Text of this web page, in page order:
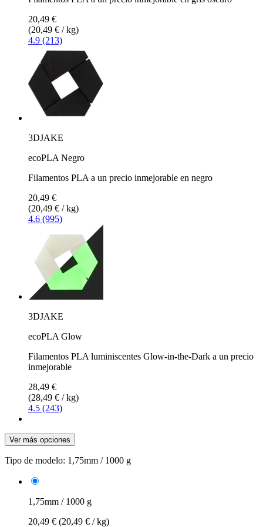
20,49 €
(20,49 € / kg)
4.9 (213)
3DJAKE
ecoPLA Negro
Filamentos PLA a un precio inmejorable en negro
20,49 €
(20,49 € / kg)
4.6 (995)
3DJAKE
ecoPLA Glow
Filamentos PLA luminiscentes Glow-in-the-Dark a un precio
inmejorable
28,49 €
(28,49 € / kg)
4.5 (243)
Ver más opciones
Tipo de modelo: 1,75mm / 1000 g
1,75mm / 1000 g
20,49 € (20,49 € / kg)